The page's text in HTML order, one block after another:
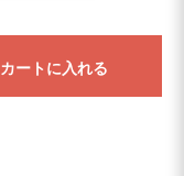
カートに入れる